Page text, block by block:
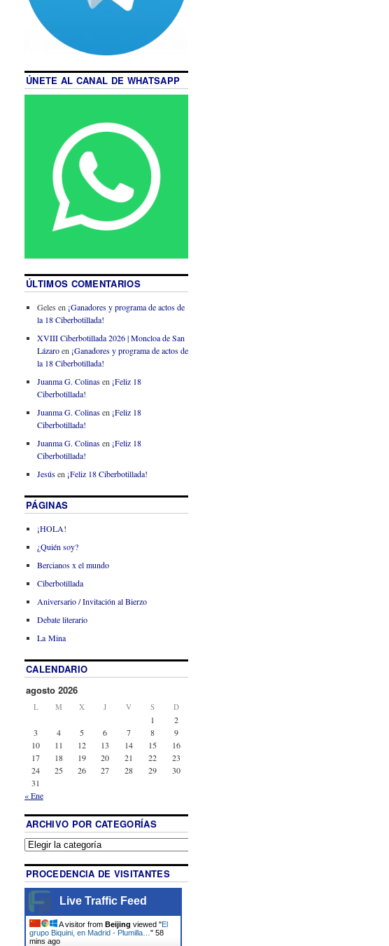
ÚNETE AL CANAL DE WHATSAPP
ÚLTIMOS COMENTARIOS
Geles en ¡Ganadores y programa de actos de
la 18 Ciberbotillada!
XVIII Ciberbotillada 2026 | Moncloa de San
Lázaroen ¡Ganadores y programa de actos de
la 18 Ciberbotillada!
Juanma G. Colinasen ¡Feliz 18
Ciberbotillada!
Juanma G. Colinasen ¡Feliz 18
Ciberbotillada!
Juanma G. Colinasen ¡Feliz 18
Ciberbotillada!
Jesúsen ¡Feliz 18 Ciberbotillada!
PÁGINAS
¡HOLA!
¿Quién soy?
Bercianos x el mundo
Ciberbotillada
Aniversario / Invitación al Bierzo
Debate literario
La Mina
CALENDARIO
agosto 2026
L M X J V S D
1
2
3
4 5 6 7 8
9
10
11 12 13 14 15
16
17
18 19 20 21 22
23
24
25 26 27 28 29
30
31
« Ene
ARCHIVO POR CATEGORÍAS
PROCEDENCIA DE VISITANTES
Live Traffic Feed
A visitor from Beijing viewed "El
grupo Biquini, en Madrid - Plumilla… " 58
mins ago